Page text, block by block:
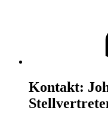
Kontakt: